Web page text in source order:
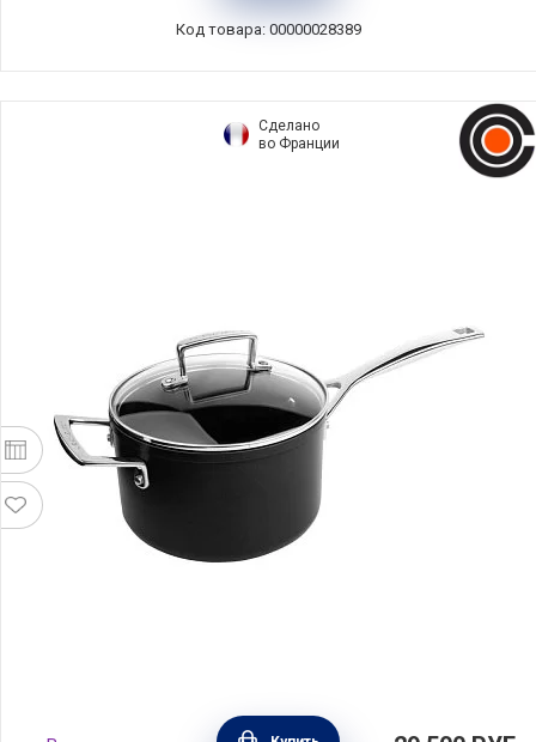
Код товара: 00000028389
Сделано
во Франции
Ковш со стеклянной крышкой 2,8 л, диаметр